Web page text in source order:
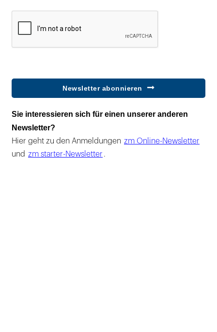
Newsletter abonnieren
Sie interessieren sich für einen unserer anderen
Newsletter?
Hier geht zu den Anmeldungen zm Online-Newsletter
und zm starter-Newsletter .